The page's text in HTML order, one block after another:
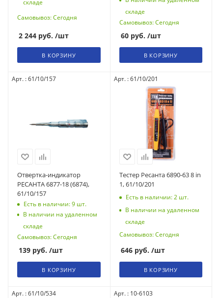
складе
Самовывоз: Сегодня
2 244 руб. /шт
В КОРЗИНУ
складе
Самовывоз: Сегодня
60руб. /шт
В КОРЗИНУ
Арт. : 61/10/157
Отвертка-индикатор
РЕСАНТА 6877-18 (6874),
61/10/157
Есть в наличии: 9 шт.
В наличии на удаленном
складе
Самовывоз: Сегодня
139 руб. /шт
В КОРЗИНУ
Арт. : 61/10/201
Тестер Ресанта 6890-63 8 in
1, 61/10/201
Есть в наличии: 2шт.
В наличии на удаленном
складе
Самовывоз: Сегодня
646руб. /шт
В КОРЗИНУ
Арт. : 61/10/534 Арт. : 10-6103